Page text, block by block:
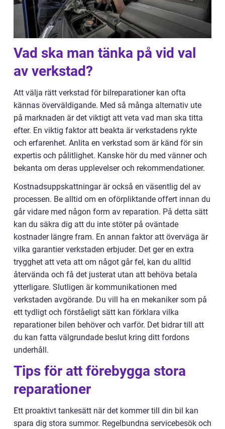
Vad ska man tänka på vid val
av verkstad?
Att välja rätt verkstad för bilreparationer kan ofta
kännas överväldigande. Med så många alternativ ute
på marknaden är det viktigt att veta vad man ska titta
efter. En viktig faktor att beakta är verkstadens rykte
och erfarenhet. Anlita en verkstad som är känd för sin
expertis och pålitlighet. Kanske hör du med vänner och
bekanta om deras upplevelser och rekommendationer.
Kostnadsuppskattningar är också en väsentlig del av
processen. Be alltid om en oförpliktande offert innan du
går vidare med någon form av reparation. På detta sätt
kan du säkra dig att du inte stöter på oväntade
kostnader längre fram. En annan faktor att överväga är
vilka garantier verkstaden erbjuder. Det ger en extra
trygghet att veta att om något går fel, kan du alltid
återvända och få det justerat utan att behöva betala
ytterligare. Slutligen är kommunikationen med
verkstaden avgörande. Du vill ha en mekaniker som på
ett tydligt och förståeligt sätt kan förklara vilka
reparationer bilen behöver och varför. Det bidrar till att
du kan fatta välgrundade beslut kring ditt fordons
underhåll.
Tips för att förebygga stora
reparationer
Ett proaktivt tankesätt när det kommer till din bil kan
spara dig stora summor. Regelbundna servicebesök och